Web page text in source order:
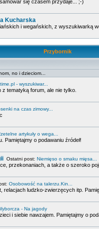
się czasem przydaje... ;-)
Kucharska
i wegańskich, z wyszukiwarką
Przybornik
no i dzieciom...
- wyszukiwar...
tematyką forum, ale nie tylko.
na czas zimowy...
artykuły o wega...
Pamiętajmy o podawaniu źródeł!
Ostatni post: Niemięso o smaku mięsa...
przekonaniach, a także o szeroko
Osobowość na talerzu.Kin...
relacjach ludzko-zwierzęcych itp.
- Na jagody
i siebie nawzajem. Pamiętajmy o